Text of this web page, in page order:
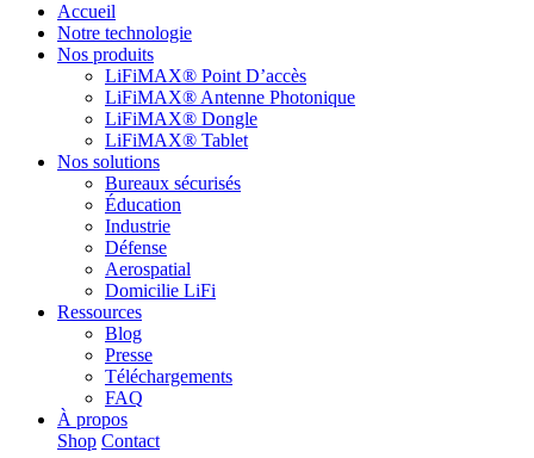
Accueil
Notre technologie
Nos produits
LiFiMAX® Point D’accès
LiFiMAX® Antenne Photonique
LiFiMAX® Dongle
LiFiMAX® Tablet
Nos solutions
Bureaux sécurisés
Éducation
Industrie
Défense
Aerospatial
Domicilie LiFi
Ressources
Blog
Presse
Téléchargements
FAQ
À propos
Shop Contact